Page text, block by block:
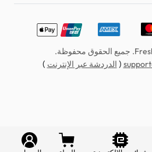
American Express, Discover,
( الدردشة عبر الإنترنت )